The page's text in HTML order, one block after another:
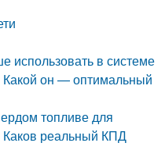
использовать в системе
Какой он — оптимальный
топливе для
Каков реальный КПД